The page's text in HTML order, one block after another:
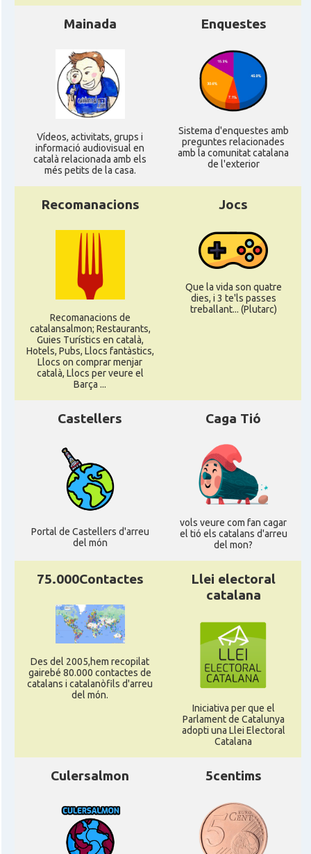
Mainada
Ví­deos, activitats, grups i
informació audiovisual en
català relacionada amb els
més petits de la casa.
Enquestes
Sistema d'enquestes amb
preguntes relacionades
amb la comunitat catalana
de l'exterior
Recomanacions
Recomanacions de
catalansalmon; Restaurants,
Guies Turístics en català,
Hotels, Pubs, Llocs fantàstics,
Llocs on comprar menjar
català, Llocs per veure el
Barça ...
Jocs
Que la vida son quatre
dies, i 3 te'ls passes
treballant... (Plutarc)
Castellers
Portal de Castellers d'arreu
del món
Caga Tió
vols veure com fan cagar
el tió els catalans d'arreu
del mon?
75.000Contactes
Des del 2005,hem recopilat
gairebé 80.000 contactes de
catalans i catalanòfils d'arreu
del món.
Llei electoral
catalana
Iniciativa per que el
Parlament de Catalunya
adopti una Llei Electoral
Catalana
Culersalmon 5centims